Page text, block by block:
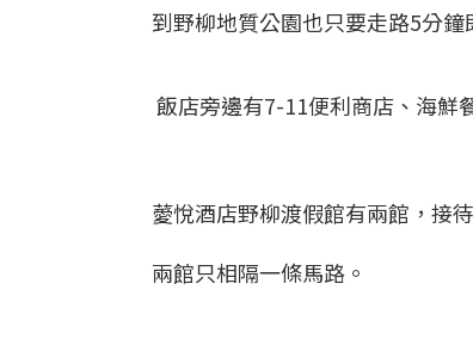
到野柳地質公園也只要走路5分
飯店旁邊有7-11便利商店、海鮮
薆悅酒店野柳渡假館有兩館，接
兩館只相隔一條馬路。